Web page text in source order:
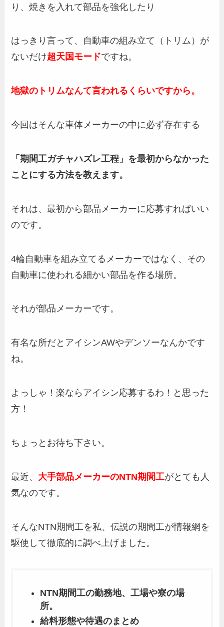
り、焼きを入れて部品を強化したり
はっきり言って、自動車の組み立て（トリム）が
ないだけ超天国モードですね。
地獄のトリムなんて言われるくらいですから。
今回はそんな車体メーカーの中に必ず存在する
「期間工ガチャハズレ工程」を最初からなかった
ことにする方法を教えます。
それは、最初から部品メーカーに応募すればいい
のです。
4輪自動車を組み立てるメーカーではなく、その
自動車に使われる細かい部品を作る場所。
それが部品メーカーです。
有名な所だとアイシンAWやデンソーなんかです
ね。
よっしゃ！楽ならアイシン応募するわ！と思った
方！
ちょっとお待ち下さい。
最近、 大手部品メーカーのNTN期間工がとても人
気なのです。
そんなNTN期間工を私、伝説の期間工が情報網を
駆使して徹底的に調べ上げました。
NTN期間工の勤務地、工場や寮の場
所。
給料形態や待遇のまとめ